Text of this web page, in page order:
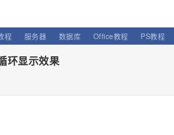
程 服务器 数据库 Office教程 PS教程
环显示效果